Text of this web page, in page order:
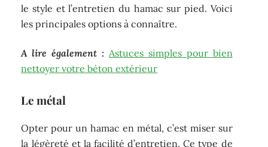
le style et l’entretien du hamac sur pied. Voici
les principales options à connaître.
A lire également : Astuces simples pour bien
nettoyer votre béton extérieur
Le métal
Opter pour un hamac en métal, c’est miser sur
la légèreté et la facilité d’entretien. Ce type de